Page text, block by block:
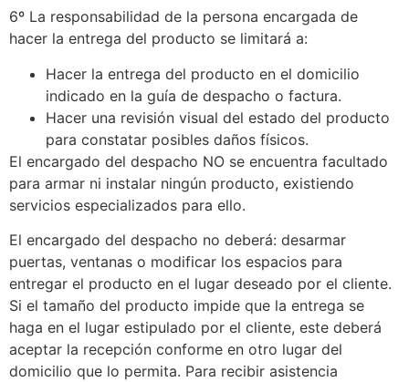
6º La responsabilidad de la persona encargada de
hacer la entrega del producto se limitará a:
Hacer la entrega del producto en el domicilio
indicado en la guía de despacho o factura.
Hacer una revisión visual del estado del producto
para constatar posibles daños físicos.
El encargado del despacho NO se encuentra facultado
para armar ni instalar ningún producto, existiendo
servicios especializados para ello.
El encargado del despacho no deberá: desarmar
puertas, ventanas o modificar los espacios para
entregar el producto en el lugar deseado por el cliente.
Si el tamaño del producto impide que la entrega se
haga en el lugar estipulado por el cliente, este deberá
aceptar la recepción conforme en otro lugar del
domicilio que lo permita. Para recibir asistencia